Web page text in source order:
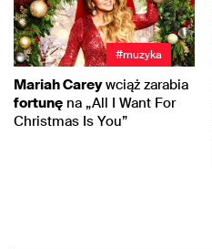
#muzyka
Mariah Careywciąż zarabia
fortunę na „All I Want For
Christmas Is You”